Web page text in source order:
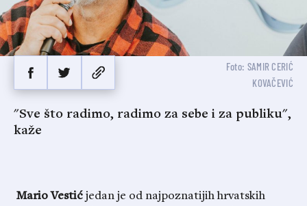
Foto: SAMIR CERIĆ
KOVAČEVIĆ
"Sve što radimo, radimo za sebe i za publiku",
kaže
Mario Vestić jedan je od najpoznatijih hrvatskih